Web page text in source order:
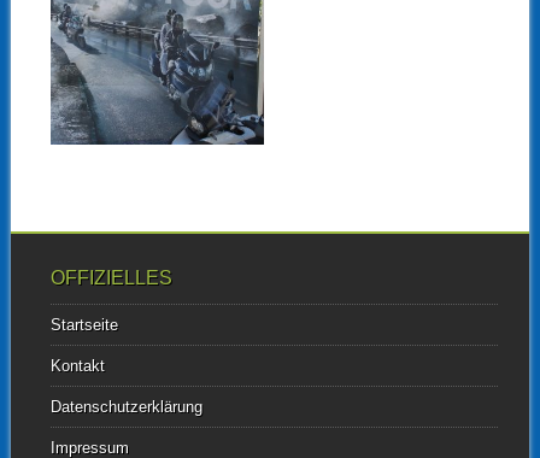
BERLIN, BERLIN…
WIR FAHREN
NACH BERLIN
So oder so ähnlich lautete vor
nicht allzu langer Zeit ein...
▶
OFFIZIELLES
Startseite
Kontakt
Datenschutzerklärung
Impressum